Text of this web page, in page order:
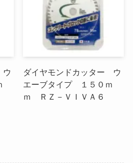
ウ
ダイヤモンドカッター ウ
エーブタイプ １５０ｍ
ｍ ＲＺ－ＶＩＶＡ６